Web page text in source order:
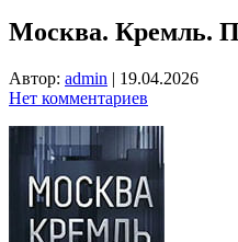
Москва. Кремль.
Автор: admin | 19.04.2026
Нет комментариев